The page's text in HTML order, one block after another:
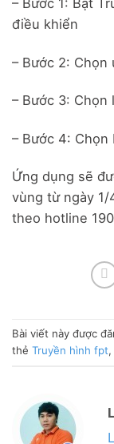
– Bước 1: Bật
điều khiển
– Bước 2: Chọn
– Bước 3:
– Bước 4: Chọn
Ứng dụng sẽ
vùng từ ngày
theo hotline
Bài viết này được
thẻ Truyền hình fpt,